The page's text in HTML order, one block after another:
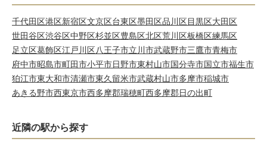
千代田区港区新宿区文京区台東区墨田区品川区目黒区大田区
世田谷区渋谷区中野区杉並区豊島区北区荒川区板橋区練馬区
足立区葛飾区江戸川区八王子市立川市武蔵野市三鷹市青梅市
府中市昭島市町田市小平市日野市東村山市国分寺市国立市福生市
狛江市東大和市清瀬市東久留米市武蔵村山市多摩市稲城市
あきる野市西東京市西多摩郡瑞穂町西多摩郡日の出町
近隣の駅から探す